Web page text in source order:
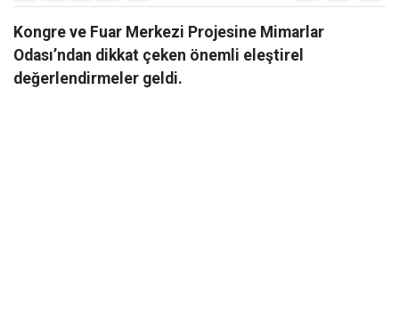
Kongre ve Fuar Merkezi Projesine Mimarlar
Odası’ndan dikkat çeken önemli eleştirel
değerlendirmeler geldi.